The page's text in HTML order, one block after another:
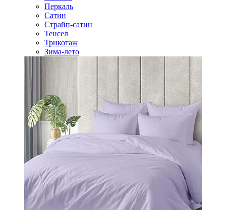
Перкаль
Сатин
Страйп-сатин
Тенсел
Трикотаж
Зима-лето